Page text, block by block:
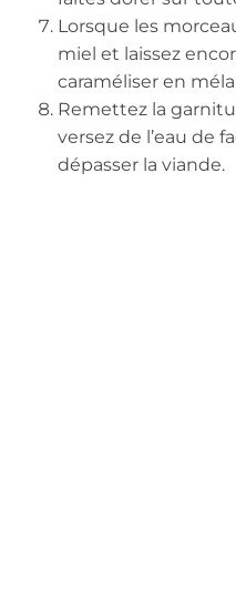
Lorsque les
miel et laissez
caraméliser en
Remettez la
versez de l’eau de
dépasser la viande.